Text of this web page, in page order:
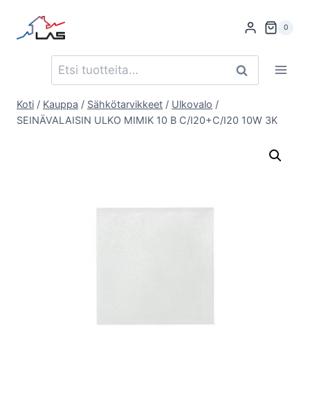
sisältöön
0
Etsi: Haku
Koti / Kauppa / Sähkötarvikkeet / Ulkovalo /
SEINÄVALAISIN ULKO MIMIK 10 B C/I20+C/I20 10W 3K